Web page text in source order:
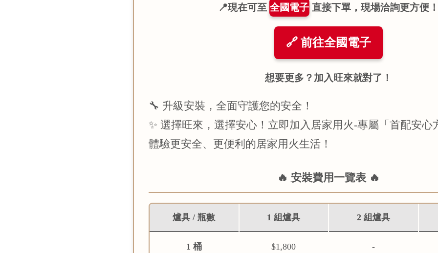
📍現在可至 全國電子 直接下單，現場洽詢更方便
🔗 前往全國電子
想要更多？加入旺來就對了！
🔧 升級安裝，全面守護您的安全！
✨ 選擇旺來，選擇安心！立即加入居家用火-專屬「首配安心
體驗更安全、更便利的居家用火生活！
🔥 安裝費用一覽表 🔥
爐具 / 瓶數 1 組爐具 2 組爐具
1 桶 $1,800 -